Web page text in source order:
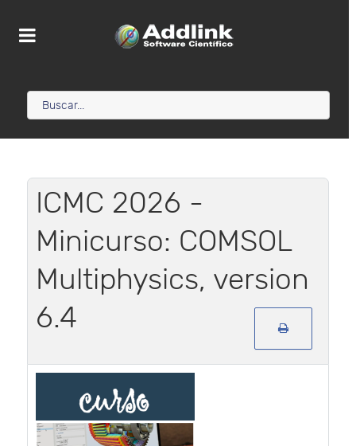
ICMC 2026 -
Minicurso: COMSOL
Multiphysics, version
6.4